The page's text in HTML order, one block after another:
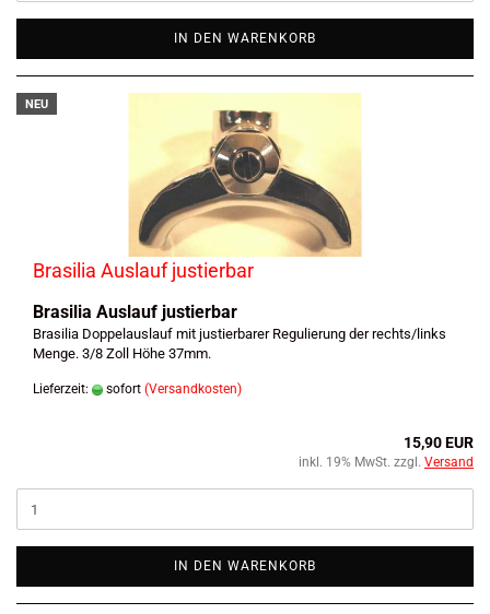
IN DEN WARENKORB
NEU
Brasilia Auslauf justierbar
Brasilia Auslauf justierbar
Brasilia Doppelauslauf mit justierbarer Regulierung der rechts/links
Menge. 3/8 Zoll Höhe 37mm.
Lieferzeit: sofort (Versandkosten)
15,90 EUR
inkl. 19% MwSt. zzgl. Versand
IN DEN WARENKORB